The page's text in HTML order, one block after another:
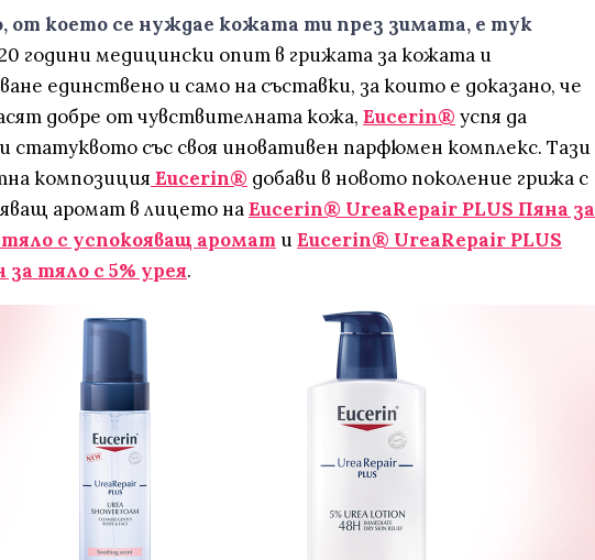
от което се нуждае кожата ти през зимата, е тук
години медицински опит в грижата за кожата и
единствено и само на съставки, за които е доказано, че
добре от чувствителната кожа, Eucerin® успя да
статуквото със своя иновативен парфюмен комплекс. Тази
композиция Eucerin® добави в новото поколение грижа с
аромат в лицето наEucerin® UreaRepair PLUS Пяна за
тяло с успокояващ аромат иEucerin® UreaRepair PLUS
за тяло с 5% урея.